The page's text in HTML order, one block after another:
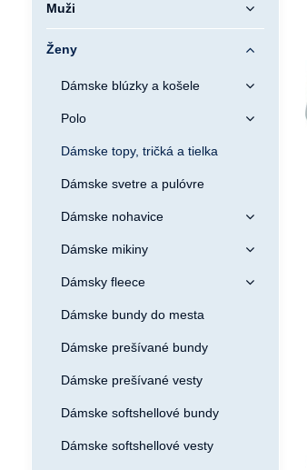
Muži
Ženy
Dámske blúzky a košele
Polo
Dámske topy, tričká a tielka
Dámske svetre a pulóvre
Dámske nohavice
Dámske mikiny
Dámsky fleece
Dámske bundy do mesta
Dámske prešívané bundy
Dámske prešívané vesty
Dámske softshellové bundy
Dámske softshellové vesty